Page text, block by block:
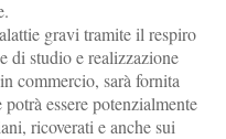
gravi tramite il respiro
di studio e realizzazione
commercio, sarà fornita
essere potenzialmente
ricoverati e anche sui